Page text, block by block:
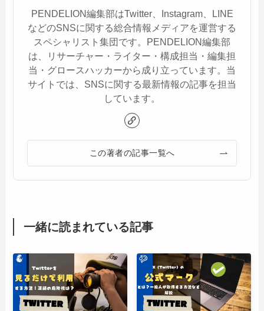
PENDELION編集部はTwitter、Instagram、LINE
などのSNSに関する総合情報メディアを運営する
スペシャリスト集団です。PENDELION編集部
は、リサーチャー・ライター・構成担当・編集担
当・グロースハッカーから成り立っています。当
サイトでは、SNSに関する最新情報の記事を担当
しています。
この著者の記事一覧へ
一緒に読まれている記事